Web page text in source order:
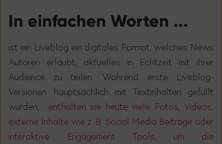
In einfachen Worten ...
ist ein Liveblog ein digitales Format, welches News
Autoren erlaubt, aktuelles in Echtzeit mit ihrer
Audience zu teilen. Während erste Liveblog-
Versionen hauptsächlich mit Textinhalten gefüllt
wurden, enthalten sie heute viele Fotos, Videos,
externe Inhalte wie z. B. Social Media Beiträge oder
interaktive Engagement Tools, um die